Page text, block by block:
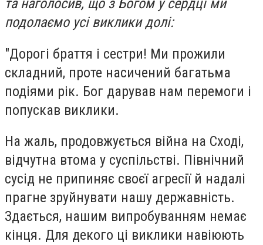
та наголосив, що з Богом у сердці ми
подолаємо усі виклики долі:
"Дорогі браття і сестри! Ми прожили
складний, проте насичений багатьма
подіями рік. Бог дарував нам перемоги і
попускав виклики.
На жаль, продовжується війна на Сході,
відчутна втома у суспільстві. Північний
сусід не припиняє своєї агресії й надалі
прагне зруйнувати нашу державність.
Здається, нашим випробуванням немає
кінця. Для декого ці виклики навіюють